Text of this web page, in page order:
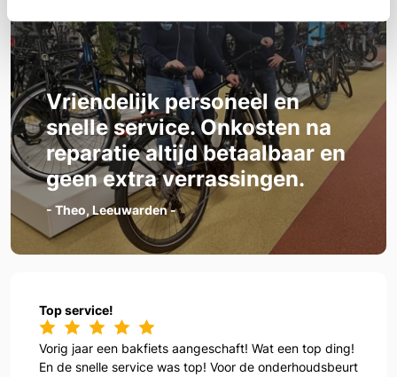
Vriendelijk personeel en
snelle service. Onkosten na
reparatie altijd betaalbaar en
geen extra verrassingen.
- Theo, Leeuwarden -
Top service!
Vorig jaar een bakfiets aangeschaft! Wat een top ding!
En de snelle service was top! Voor de onderhoudsbeurt